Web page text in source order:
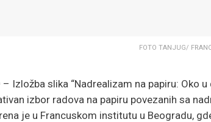
FOTO TANJUG/
– Izložba slika “Nadrealizam na papiru: Oko
izbor radova na papiru povezanih sa
je u Francuskom institutu u Beogradu,